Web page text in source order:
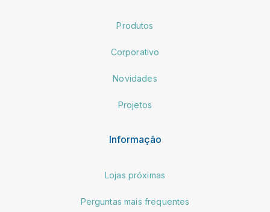
Produtos
Corporativo
Novidades
Projetos
Informação
Lojas próximas
Perguntas mais frequentes